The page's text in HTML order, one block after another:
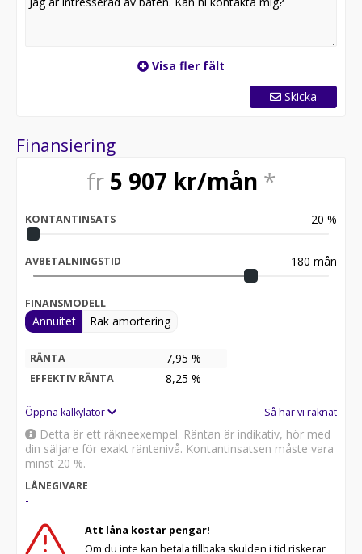
Visa fler fält
Skicka
Finansiering
fr 5 907 kr/mån *
KONTANTINSATS 20 %
AVBETALNINGSTID 180 mån
FINANSMODELL
Annuitet Rak amortering
RÄNTA 7,95 %
EFFEKTIV RÄNTA 8,25 %
Öppna kalkylator Så har vi räknat
Detta är ett räkneexempel. Räntan är indikativ, hör med
din säljare för exakt räntenivå. Kontantinsatsen måste vara
minst 20 %.
LÅNEGIVARE
-
Att låna kostar pengar!
Om du inte kan betala tillbaka skulden i tid riskerar